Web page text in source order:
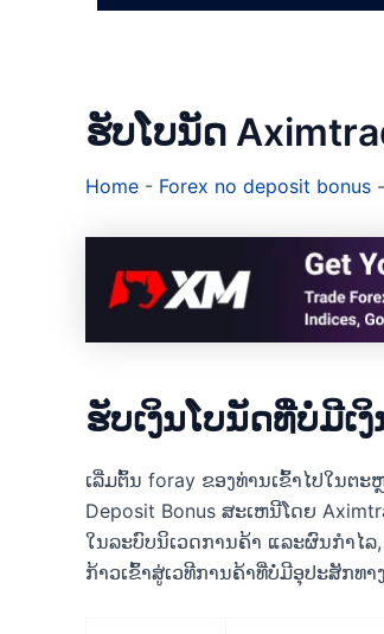
ຮັບໂບນັດ
Home - Forex no deposit bonus -
ຮັບເງິນໂບນັດທີ່ບໍ່ມີເ
ເລີ່ມຕົ້ນ foray ຂອງທ່ານເຂົ້າໄປໃນຕ
Deposit Bonus ສະເຫນີໂດຍ
ໃນລະບົບນິເວດການຄ້າ ແລະຜົນກຳໄ
ກ້າວເຂົ້າສູ່ເວທີການຄ້າທີ່ບໍ່ມີອຸປະສັກທາ